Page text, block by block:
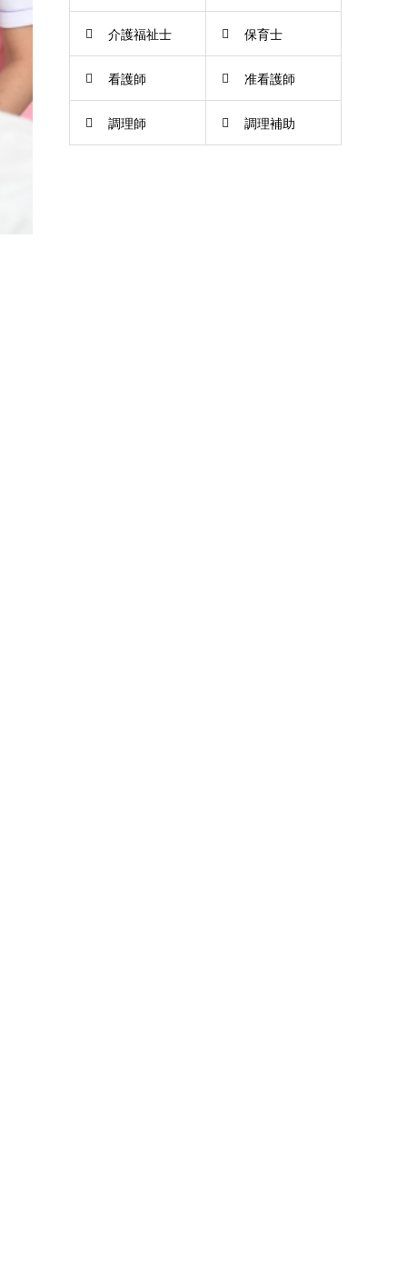
介護福祉士 保育士
看護師 准看護師
調理師 調理補助